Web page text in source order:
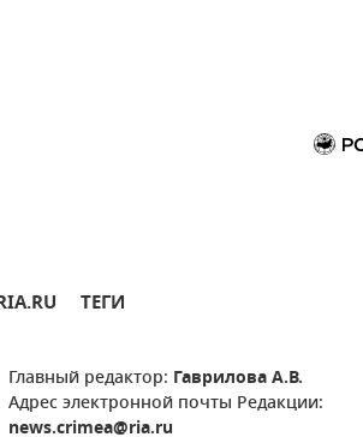
ТЕГИ
Главный редактор: Гаврилова А.В.
Адрес электронной почты Редакции:
news.crimea@ria.ru